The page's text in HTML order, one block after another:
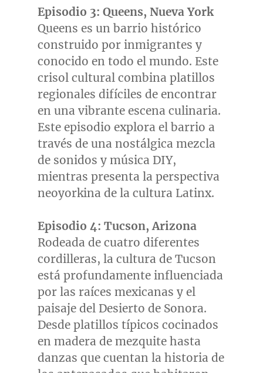
Episodio 3: Queens, Nueva York
Queens es un barrio histórico
construido por inmigrantes y
conocido en todo el mundo. Este
crisol cultural combina platillos
regionales difíciles de encontrar
en una vibrante escena culinaria.
Este episodio explora el barrio a
través de una nostálgica mezcla
de sonidos y música DIY,
mientras presenta la perspectiva
neoyorkina de la cultura Latinx.
Episodio 4: Tucson, Arizona
Rodeada de cuatro diferentes
cordilleras, la cultura de Tucson
está profundamente influenciada
por las raíces mexicanas y el
paisaje del Desierto de Sonora.
Desde platillos típicos cocinados
en madera de mezquite hasta
danzas que cuentan la historia de